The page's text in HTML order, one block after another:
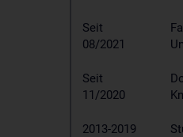
Seit
08/2021
Seit
11/2020
2013-2019